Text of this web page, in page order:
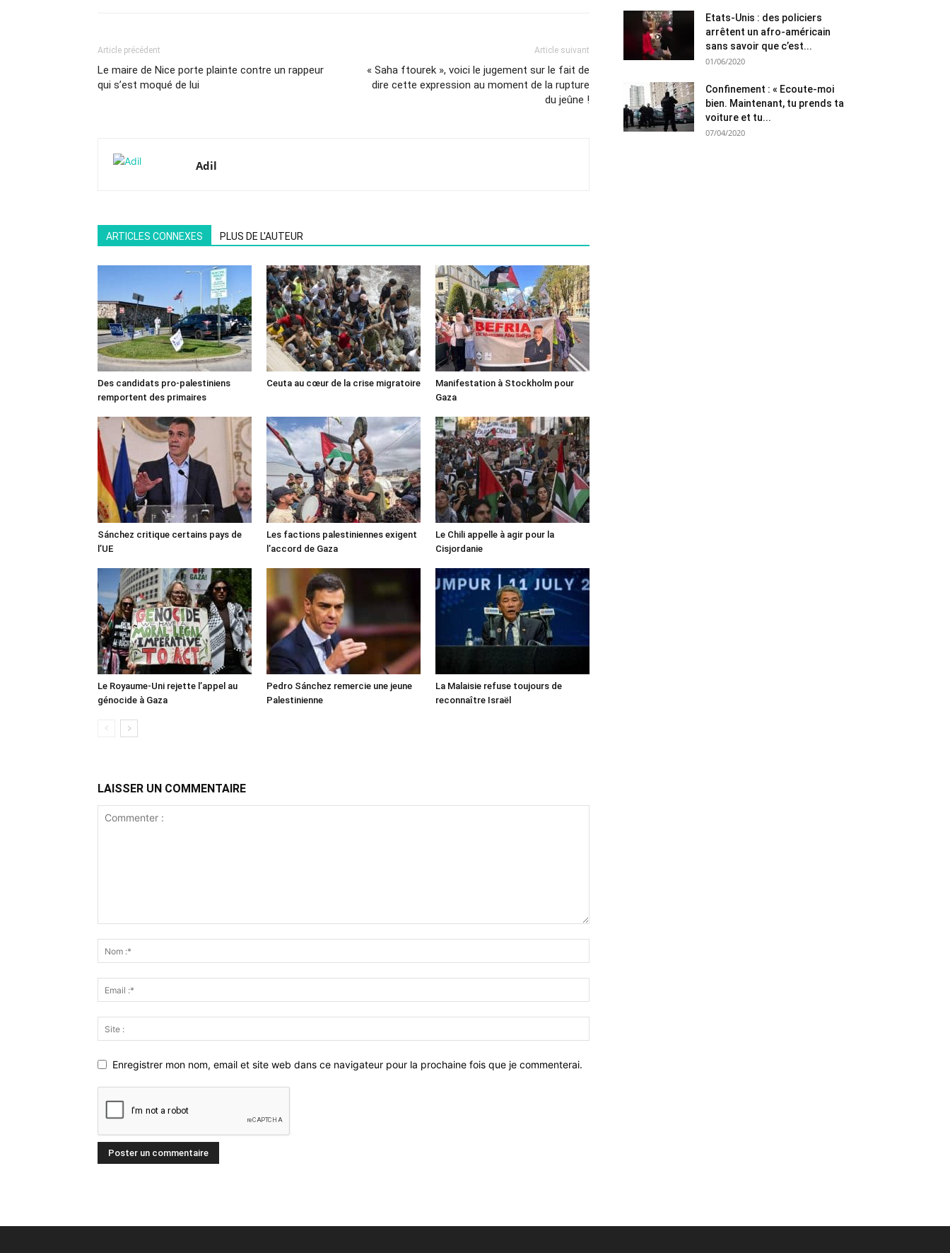
Article précédent
Le maire de Nice porte plainte contre un rappeur
qui s’est moqué de lui
Article suivant
« Saha ftourek », voici le jugement sur le fait de
dire cette expression au moment de la rupture
du jeûne !
Adil
ARTICLES CONNEXES PLUS DE L'AUTEUR
Des candidats pro-palestiniens
remportent des primaires
Ceuta au cœur de la crise migratoire
Manifestation à Stockholm pour
Gaza
Sánchez critique certains pays de
l’UE
Les factions palestiniennes exigent
l’accord de Gaza
Le Chili appelle à agir pour la
Cisjordanie
Le Royaume-Uni rejette l’appel au
génocide à Gaza
Pedro Sánchez remercie une jeune
Palestinienne
La Malaisie refuse toujours de
reconnaître Israël
LAISSER UN COMMENTAIRE
Enregistrer mon nom, email et site web dans ce navigateur pour la prochaine fois que je commenterai.
Etats-Unis : des policiers
arrêtent un afro-américain
sans savoir que c’est...
01/06/2020
Confinement : « Ecoute-moi
bien. Maintenant, tu prends ta
voiture et tu...
07/04/2020